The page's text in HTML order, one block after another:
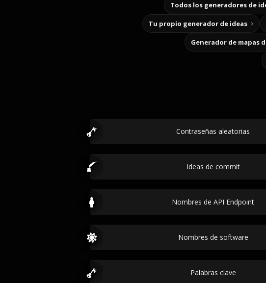
Todos los generadores de
Tu propio generador de ideas
Generador de mapas
Contraseñas aleatorias
Ideas de commit
Nombres de API Endpoint
Nombres de software
Palabras clave